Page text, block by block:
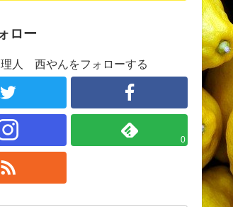
ロー
人 西やんをフォローする
0